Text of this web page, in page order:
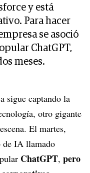
y está
Para hacer
se asoció
ChatGPT,
meses.
sigue captando la
otro gigante
El martes,
de IA llamado
ChatGPT, pero